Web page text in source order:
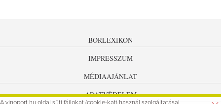
BORLEXIKON
IMPRESSZUM
MÉDIAAJÁNLAT
ADATVÉDELEM